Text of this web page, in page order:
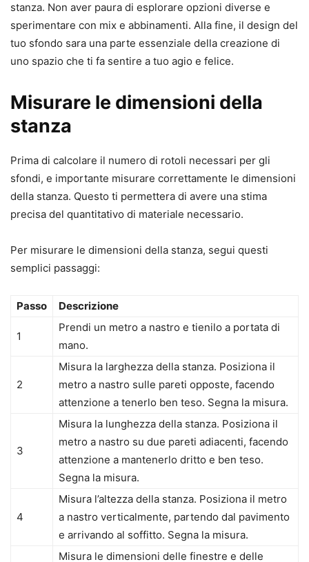
stanza. Non aver paura di esplorare opzioni diverse e
sperimentare con mix e abbinamenti. Alla fine, il design del
tuo sfondo sara una parte essenziale della creazione di
uno spazio che ti fa sentire a tuo agio e felice.
Misurare le dimensioni della
stanza
Prima di calcolare il numero di rotoli necessari per gli
sfondi, e importante misurare correttamente le dimensioni
della stanza. Questo ti permettera di avere una stima
precisa del quantitativo di materiale necessario.
Per misurare le dimensioni della stanza, segui questi
semplici passaggi:
Passo Descrizione
1
Prendi un metro a nastro e tienilo a portata di
mano.
2
Misura la larghezza della stanza. Posiziona il
metro a nastro sulle pareti opposte, facendo
attenzione a tenerlo ben teso. Segna la misura.
3
Misura la lunghezza della stanza. Posiziona il
metro a nastro su due pareti adiacenti, facendo
attenzione a mantenerlo dritto e ben teso.
Segna la misura.
4
Misura l’altezza della stanza. Posiziona il metro
a nastro verticalmente, partendo dal pavimento
e arrivando al soffitto. Segna la misura.
Misura le dimensioni delle finestre e delle